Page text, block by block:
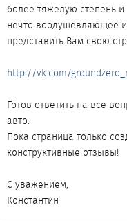
более тяжелую степень
нечто воодушевляющее
представить Вам свою
http://vk.com/
Готов ответить на все
авто.
Пока страница только
конструктивные отзывы!
С уважением,
Константин